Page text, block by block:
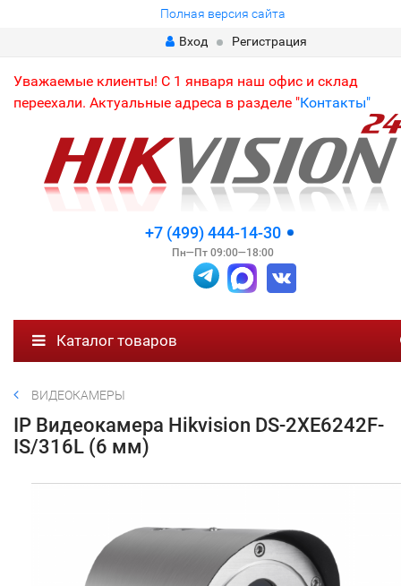
Полная версия сайта
Вход
Регистрация
Уважаемые клиенты! С 1 января наш офис и склад
переехали. Актуальные адреса в разделе "Контакты"
+7 (499) 444-14-30
Пн—Пт 09:00—18:00
Каталог товаров
ВИДЕОКАМЕРЫ
IP Видеокамера Hikvision DS-2XE6242F-
IS/316L (6 мм)